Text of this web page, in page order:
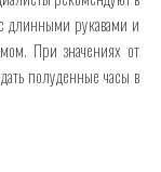
длинными рукавами и
При значениях от
полуденные часы в